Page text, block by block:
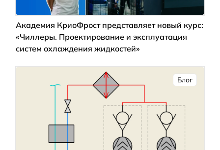
Академия КриоФрост представляет новый курс:
«Чиллеры. Проектирование и эксплуатация
систем охлаждения жидкостей»
Блог